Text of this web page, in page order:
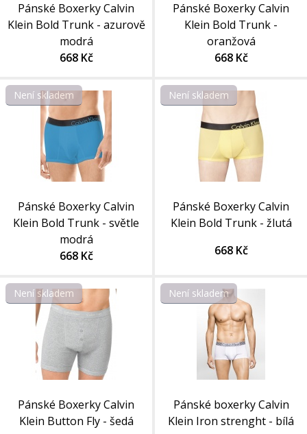
Pánské Boxerky Calvin
Klein Bold Trunk - azurově
modrá
668 Kč
Pánské Boxerky Calvin
Klein Bold Trunk -
oranžová
668 Kč
Není skladem
Pánské Boxerky Calvin
Klein Bold Trunk - světle
modrá
668 Kč
Není skladem
Pánské Boxerky Calvin
Klein Bold Trunk - žlutá
668 Kč
Není skladem
Pánské Boxerky Calvin
Klein Button Fly - šedá
Není skladem
Pánské boxerky Calvin
Klein Iron strenght - bílá